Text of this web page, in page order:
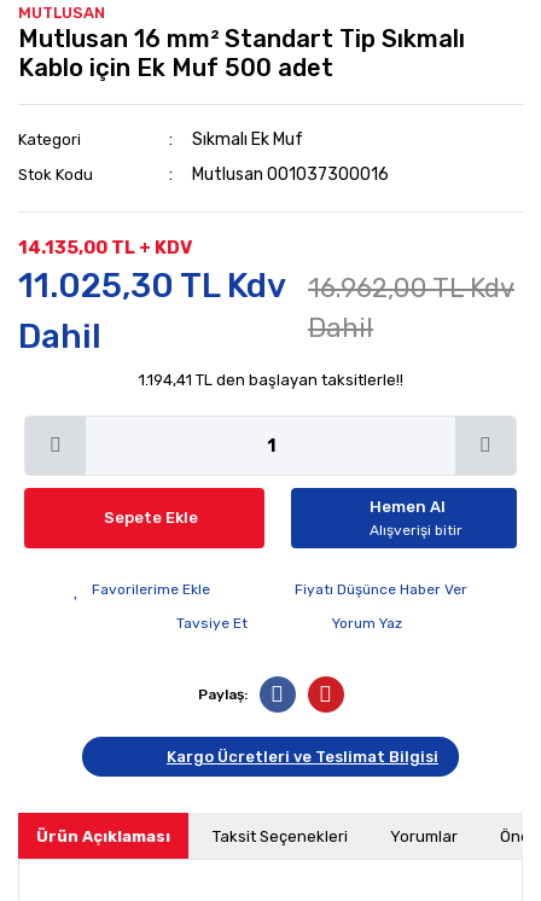
MUTLUSAN
Mutlusan 16 mm² Standart Tip Sıkmalı
Kablo için Ek Muf 500 adet
Kategori Sıkmalı Ek Muf
Stok Kodu Mutlusan 001037300016
14.135,00 TL + KDV
11.025,30 TL Kdv
Dahil
16.962,00 TL Kdv
Dahil
1.194,41 TL den başlayan taksitlerle!!
Sepete Ekle
Hemen Al
Alışverişi bitir
Fiyatı Düşünce Haber Ver
Tavsiye Et
Yorum Yaz
Paylaş:
Kargo Ücretleri ve Teslimat Bilgisi
Ürün Açıklaması Taksit Seçenekleri Yorumlar